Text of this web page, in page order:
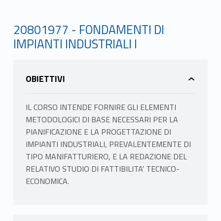
20801977 - FONDAMENTI DI
IMPIANTI INDUSTRIALI I
OBIETTIVI
IL CORSO INTENDE FORNIRE GLI ELEMENTI
METODOLOGICI DI BASE NECESSARI PER LA
PIANIFICAZIONE E LA PROGETTAZIONE DI
IMPIANTI INDUSTRIALI, PREVALENTEMENTE DI
TIPO MANIFATTURIERO, E LA REDAZIONE DEL
RELATIVO STUDIO DI FATTIBILITA' TECNICO-
ECONOMICA.